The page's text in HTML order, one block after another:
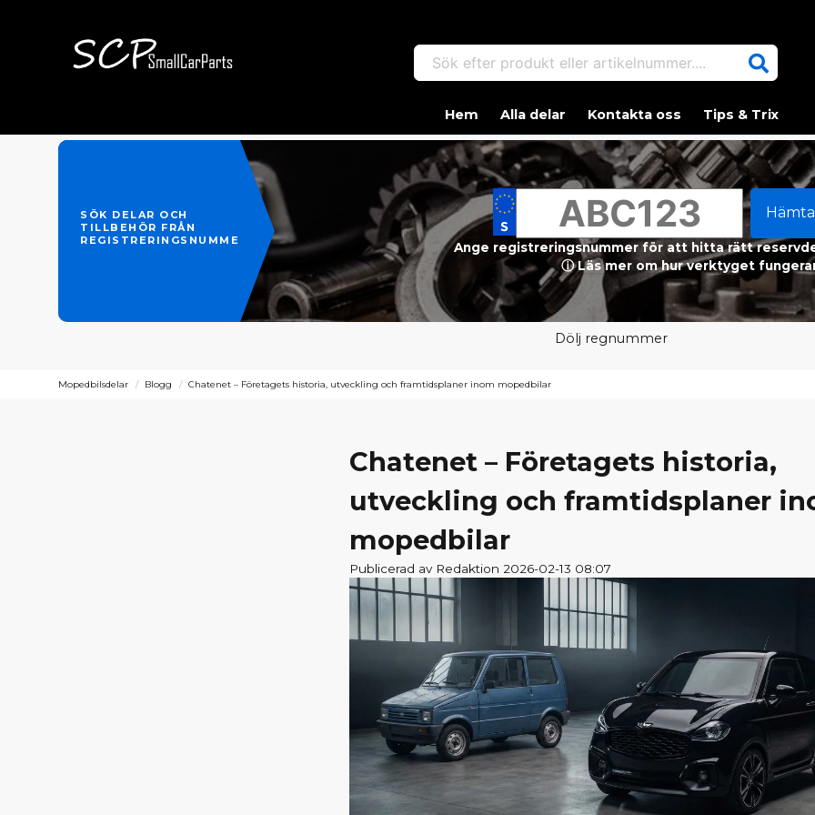
Sök efter produkt eller artikelnummer....
Hem Alla delar Kontakta oss Tips & Trix
SÖK DELAR OCH
TILLBEHÖR FRÅN
REGISTRERINGSNUMMER
Ange registreringsnummer för att hitta rätt
ⓘ Läs mer om hur verktyget
Dölj regnummer
Mopedbilsdelar Blogg Chatenet – Företagets historia, utveckling och framtidsplaner inom mopedbilar
Chatenet – Företagets historia,
utveckling och framtidsplaner
mopedbilar
Publicerad av Redaktion 2026-02-13 08:07